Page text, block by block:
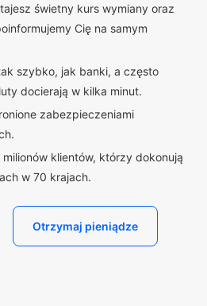
świetny kurs wymiany oraz
Cię na samym
szybko, jak banki, a często
docierają w kilka minut.
zabezpieczeniami
milionów klientów, którzy dokonują
w 70 krajach.
Otrzymaj pieniądze